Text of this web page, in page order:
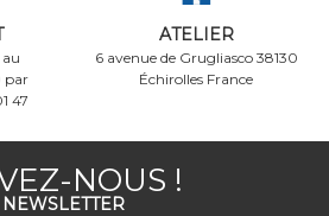
par
47
ATELIER
6 avenue de Grugliasco 38130
Échirolles France
NOUS !
NEWSLETTER